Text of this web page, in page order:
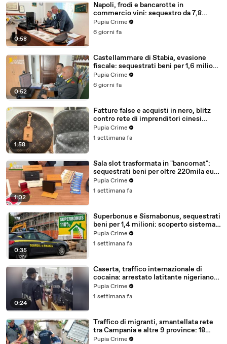
0:58
Napoli, frodi e bancarotte in
commercio vini: sequestro da 7,8
milioni (30.07.26)
Pupia Crime
6 giorni fa
0:52
Castellammare di Stabia, evasione
fiscale: sequestrati beni per 1,6 milioni
ad un consorzio navale (29.07.26)
Pupia Crime
6 giorni fa
1:58
Fatture false e acquisti in nero, blitz
contro rete di imprenditori cinesi
sequestri per 8,5 milioni (29.07.26)
Pupia Crime
1 settimana fa
1:02
Sala slot trasformata in "bancomat":
sequestrati beni per oltre 220mila euro
a due coniugi (29.07.26)
Pupia Crime
1 settimana fa
0:35
Superbonus e Sismabonus, sequestrati
beni per 1,4 milioni: scoperto sistema
con false abitazioni (29.07.26)
Pupia Crime
1 settimana fa
0:24
Caserta, traffico internazionale di
cocaina: arrestato latitante nigeriano
ricercato dal 2019 (28.07.26)
Pupia Crime
1 settimana fa
Traffico di migranti, smantellata rete
tra Campania e altre 9 province: 18
arresti (27.07.26)
Pupia Crime